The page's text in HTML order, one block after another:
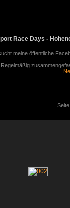
Race Days -
meine öffentliche